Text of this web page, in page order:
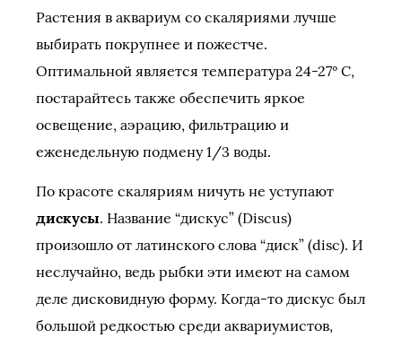
Растения в аквариум со скаляриями лучше
выбирать покрупнее и пожестче.
Оптимальной является температура 24-27° С,
постарайтесь также обеспечить яркое
освещение, аэрацию, фильтрацию и
еженедельную подмену 1/3 воды.
По красоте скаляриям ничуть не уступают
дискусы. Название “дискус” (Discus)
произошло от латинского слова “диск” (disc). И
неслучайно, ведь рыбки эти имеют на самом
деле дисковидную форму. Когда-то дискус был
большой редкостью среди аквариумистов,